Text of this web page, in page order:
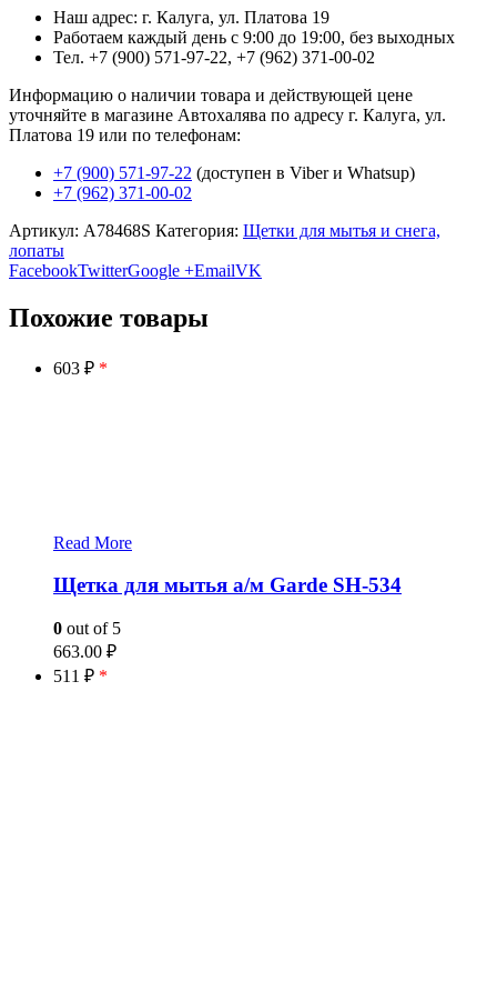
Наш адрес: г. Калуга, ул. Платова 19
Работаем каждый день с 9:00 до 19:00, без выходных
Тел. +7 (900) 571-97-22, +7 (962) 371-00-02
Информацию о наличии товара и действующей цене
уточняйте в магазине Автохалява по адресу г. Калуга, ул.
Платова 19 или по телефонам:
+7 (900) 571-97-22 (доступен в Viber и Whatsup)
+7 (962) 371-00-02
Артикул: A78468S Категория: Щетки для мытья и снега,
лопаты
FacebookTwitterGoogle +EmailVK
Похожие товары
603 ₽ *
Read More
Щетка для мытья а/м Garde SH-534
0 out of 5
663.00 ₽
511 ₽ *